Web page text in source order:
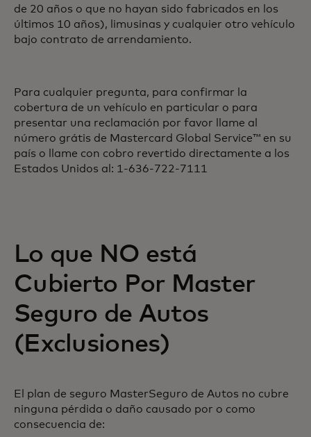
de 20 años o que no hayan sido fabricados en los
últimos 10 años), limusinas y cualquier otro vehículo
bajo contrato de arrendamiento.
Para cualquier pregunta, para confirmar la
cobertura de un vehículo en particular o para
presentar una reclamación por favor llame al
número grátis de Mastercard Global Service™ en su
país o llame con cobro revertido directamente a los
Estados Unidos al: 1-636-722-7111
Lo que NO está
Cubierto Por Master
Seguro de Autos
(Exclusiones)
El plan de seguro MasterSeguro de Autos no cubre
ninguna pérdida o daño causado por o como
consecuencia de: